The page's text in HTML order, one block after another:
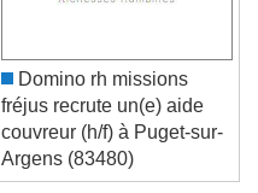
Domino rh missions
fréjus recrute un(e) aide
couvreur (h/f) à Puget-sur-
Argens (83480)